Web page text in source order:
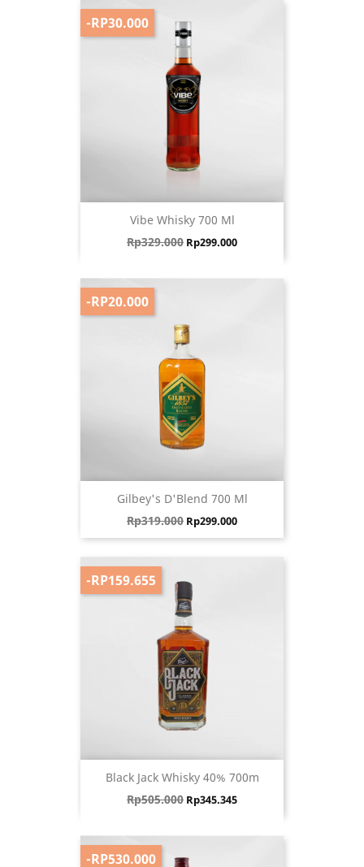
Vibe Whisky 700 Ml
Harga biasa
Rp329.000 Harga
Rp299.000
-RP30.000
Gilbey's D'Blend 700 Ml
Harga biasa
Rp319.000 Harga
Rp299.000
-RP20.000
Black Jack Whisky 40% 700m
Harga biasa
Rp505.000 Harga
Rp345.345
-RP159.655
-RP530.000